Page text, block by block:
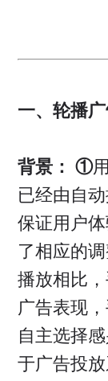
一、轮播
背景： ①
已经由自
保证用户
了相应的调
播放相比
广告表现
自主选择
于广告投